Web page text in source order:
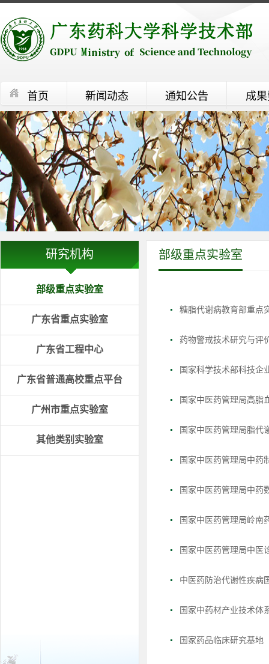
首页 新闻动态 通知公告 成
研究机构
部级重点实验室
广东省重点实验室
广东省工程中心
广东省普通高校重点平台
广州市重点实验室
其他类别实验室
部级重点实验室
糖脂代谢病教育部重点
药物警戒技术研究与评
国家科学技术部科技企
国家中医药管理局高脂
国家中医药管理局脂代
国家中医药管理局中药
国家中医药管理局中药
国家中医药管理局岭南
国家中医药管理局中医
中医药防治代谢性疾病
国家中药材产业技术体
国家药品临床研究基地